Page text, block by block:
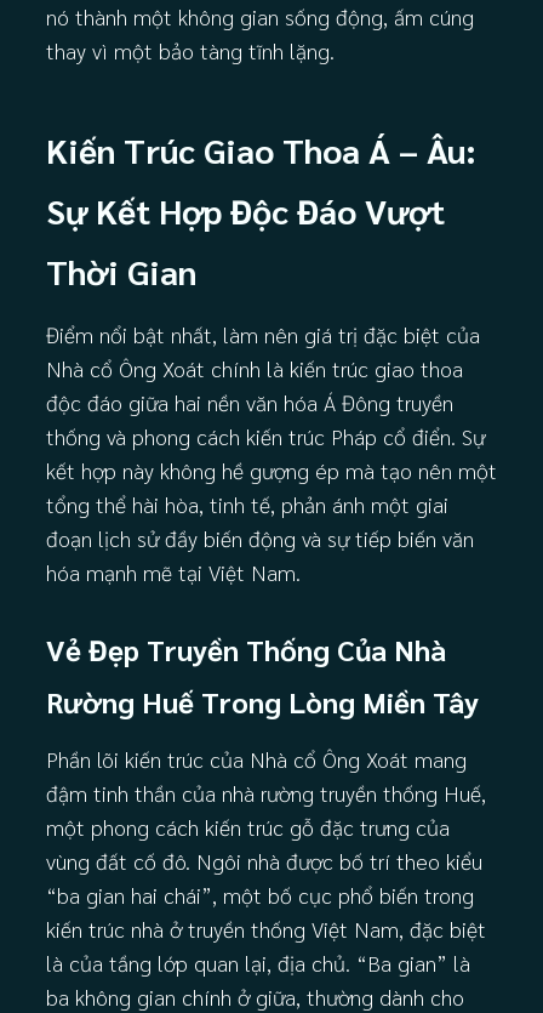
nó thành một không gian sống động, ấm cúng
thay vì một bảo tàng tĩnh lặng.
Kiến Trúc Giao Thoa Á – Âu:
Sự Kết Hợp Độc Đáo Vượt
Thời Gian
Điểm nổi bật nhất, làm nên giá trị đặc biệt của
Nhà cổ Ông Xoát chính là kiến trúc giao thoa
độc đáo giữa hai nền văn hóa Á Đông truyền
thống và phong cách kiến trúc Pháp cổ điển. Sự
kết hợp này không hề gượng ép mà tạo nên một
tổng thể hài hòa, tinh tế, phản ánh một giai
đoạn lịch sử đầy biến động và sự tiếp biến văn
hóa mạnh mẽ tại Việt Nam.
Vẻ Đẹp Truyền Thống Của Nhà
Rường Huế Trong Lòng Miền Tây
Phần lõi kiến trúc của Nhà cổ Ông Xoát mang
đậm tinh thần của nhà rường truyền thống Huế,
một phong cách kiến trúc gỗ đặc trưng của
vùng đất cố đô. Ngôi nhà được bố trí theo kiểu
“ba gian hai chái”, một bố cục phổ biến trong
kiến trúc nhà ở truyền thống Việt Nam, đặc biệt
là của tầng lớp quan lại, địa chủ. “Ba gian” là
ba không gian chính ở giữa, thường dành cho